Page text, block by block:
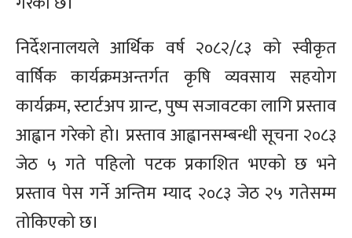
निर्देशनालयले आर्थिक वर्ष २०८२/८३ को स्वीकृत
वार्षिक कार्यक्रमअन्तर्गत कृषि व्यवसाय सहयोग
कार्यक्रम, स्टार्टअप ग्रान्ट, पुष्प सजावटका लागि प्रस्ताव
आह्वान गरेको हो। प्रस्ताव आह्वानसम्बन्धी सूचना २०८३
जेठ ५ गते पहिलो पटक प्रकाशित भएको छ भने
प्रस्ताव पेस गर्ने अन्तिम म्याद २०८३ जेठ २५ गतेसम्म
तोकिएको छ।